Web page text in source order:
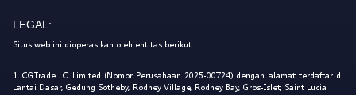
LEGAL:
Situs web ini dioperasikan oleh entitas berikut:
1. CGTrade LC Limited (Nomor Perusahaan 2025-00724) dengan alamat terdaftar di
Lantai Dasar, Gedung Sotheby, Rodney Village, Rodney Bay, Gros-Islet, Saint Lucia.